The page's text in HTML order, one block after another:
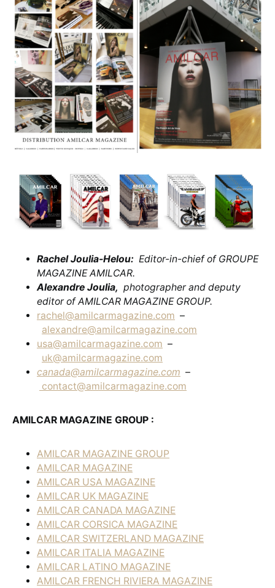
Rachel Joulia-Helou: Editor-in-chief of GROUPE
MAGAZINE AMILCAR.
Alexandre Joulia, photographer and deputy
editor of AMILCAR MAGAZINE GROUP.
rachel@amilcarmagazine.com –
alexandre@amilcarmagazine.com
usa@amilcarmagazine.com –
uk@amilcarmagazine.com
canada@amilcarmagazine.com –
contact@amilcarmagazine.com
AMILCAR MAGAZINE GROUP :
AMILCAR MAGAZINE GROUP
AMILCAR MAGAZINE
AMILCAR USA MAGAZINE
AMILCAR UK MAGAZINE
AMILCAR CANADA MAGAZINE
AMILCAR CORSICA MAGAZINE
AMILCAR SWITZERLAND MAGAZINE
AMILCAR ITALIA MAGAZINE
AMILCAR LATINO MAGAZINE
AMILCAR FRENCH RIVIERA MAGAZINE